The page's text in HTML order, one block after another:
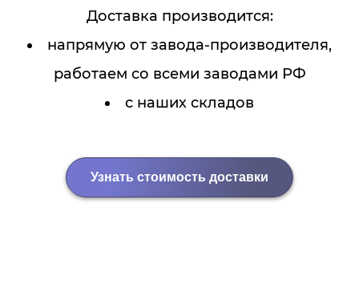
Доставка производится:
напрямую от завода-производителя,
работаем со всеми заводами РФ
с наших складов
Узнать стоимость доставки